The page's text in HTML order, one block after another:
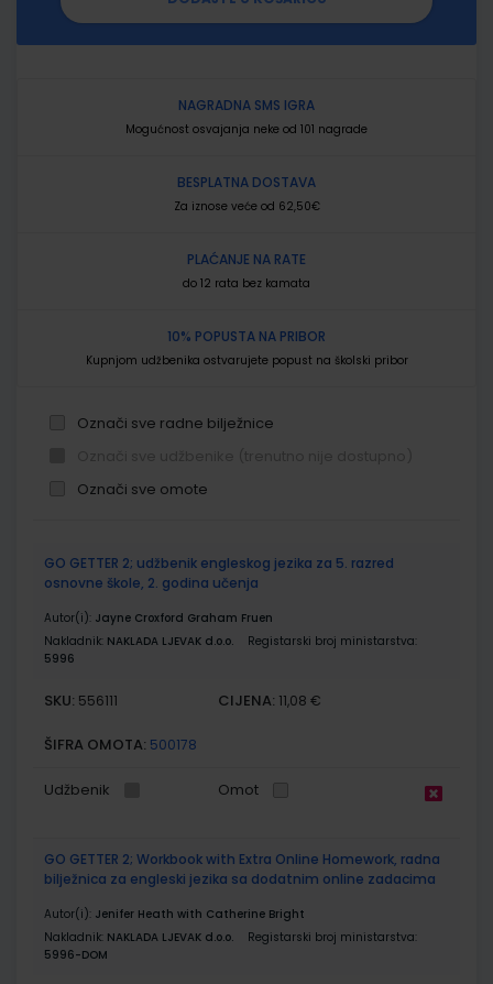
NAGRADNA SMS IGRA
Mogućnost osvajanja neke od 101 nagrade
BESPLATNA DOSTAVA
Za iznose veće od 62,50€
PLAĆANJE NA RATE
do 12 rata bez kamata
10% POPUSTA NA PRIBOR
Kupnjom udžbenika ostvarujete popust na školski pribor
Označi sve radne bilježnice
Označi sve omote
proizvodi
GO GETTER 2; udžbenik engleskog jezika za 5. razred
osnovne škole, 2. godina učenja
Autor(i): Jayne Croxford Graham Fruen
Nakladnik: NAKLADA LJEVAK d.o.o.
Registarski broj ministarstva:
5996
SKU: 556111 CIJENA: 11,08 €
ŠIFRA OMOTA: 500178
Udžbenik Omot
GO GETTER 2; Workbook with Extra Online Homework, radna
bilježnica za engleski jezika sa dodatnim online zadacima
Autor(i): Jenifer Heath with Catherine Bright
Nakladnik: NAKLADA LJEVAK d.o.o.
Registarski broj ministarstva:
5996-DOM